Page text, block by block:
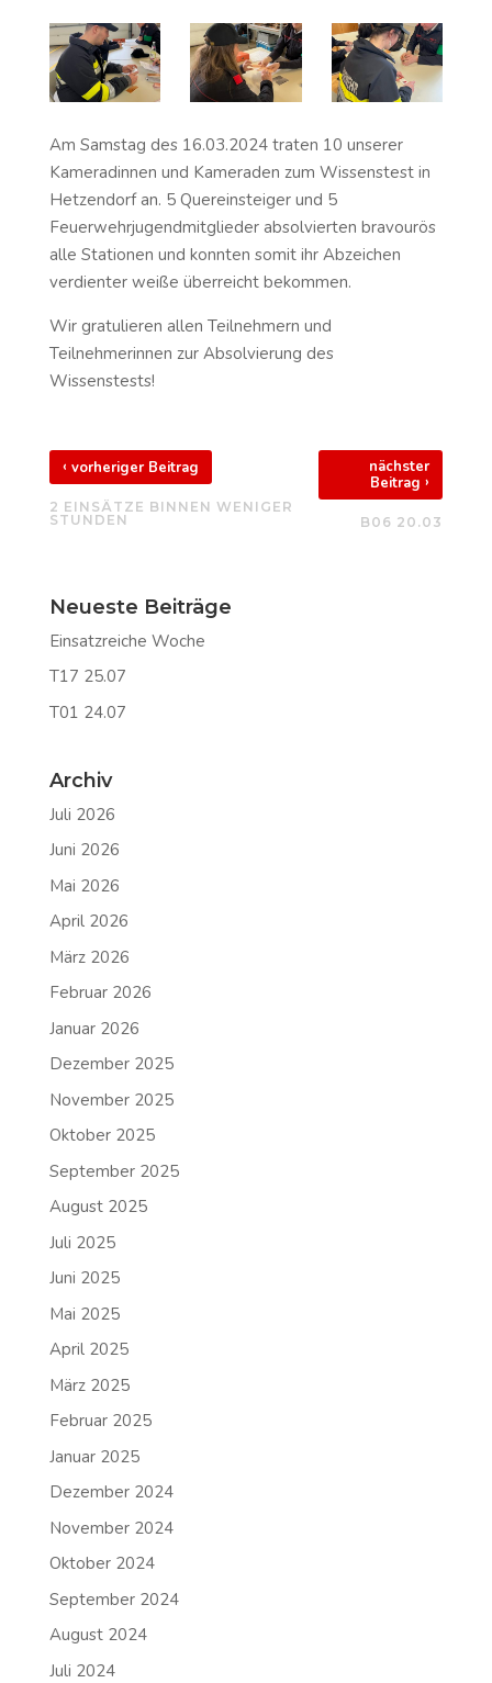
Am Samstag des 16.03.2024 traten 10 unserer
Kameradinnen und Kameraden zum Wissenstest in
Hetzendorf an. 5 Quereinsteiger und 5
Feuerwehrjugendmitglieder absolvierten bravourös
alle Stationen und konnten somit ihr Abzeichen
verdienter weiße überreicht bekommen.
Wir gratulieren allen Teilnehmern und
Teilnehmerinnen zur Absolvierung des
Wissenstests!
‹ vorheriger Beitrag
2 EINSÄTZE BINNEN WENIGER
STUNDEN
nächster
Beitrag›
B06 20.03
Neueste Beiträge
Einsatzreiche Woche
T17 25.07
T01 24.07
Archiv
Juli 2026
Juni 2026
Mai 2026
April 2026
März 2026
Februar 2026
Januar 2026
Dezember 2025
November 2025
Oktober 2025
September 2025
August 2025
Juli 2025
Juni 2025
Mai 2025
April 2025
März 2025
Februar 2025
Januar 2025
Dezember 2024
November 2024
Oktober 2024
September 2024
August 2024
Juli 2024